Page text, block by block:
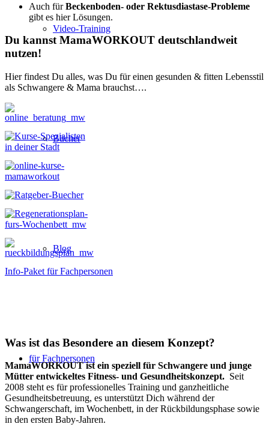
Video-Training
Bücher
Blog
für Fachpersonen
Auch fürBeckenboden- oder Rektusdiastase-Probleme
gibt es hier Lösungen.
Du kannst MamaWORKOUT deutschlandweit
nutzen!
Hier findest Du alles, was Du für einen gesunden & fitten Lebensstil
als Schwangere & Mama brauchst….
Info-Paket für Fachpersonen
Was ist das Besondere an diesem Konzept?
MamaWORKOUT ist ein speziell für Schwangere und junge
Mütter entwickeltes Fitness- und Gesundheitskonzept. Seit
2008 steht es für professionelles Training und ganzheitliche
Gesundheitsbetreuung, es unterstützt Dich während der
Schwangerschaft, im Wochenbett, in der Rückbildungsphase sowie
in den ersten Baby-Jahren.